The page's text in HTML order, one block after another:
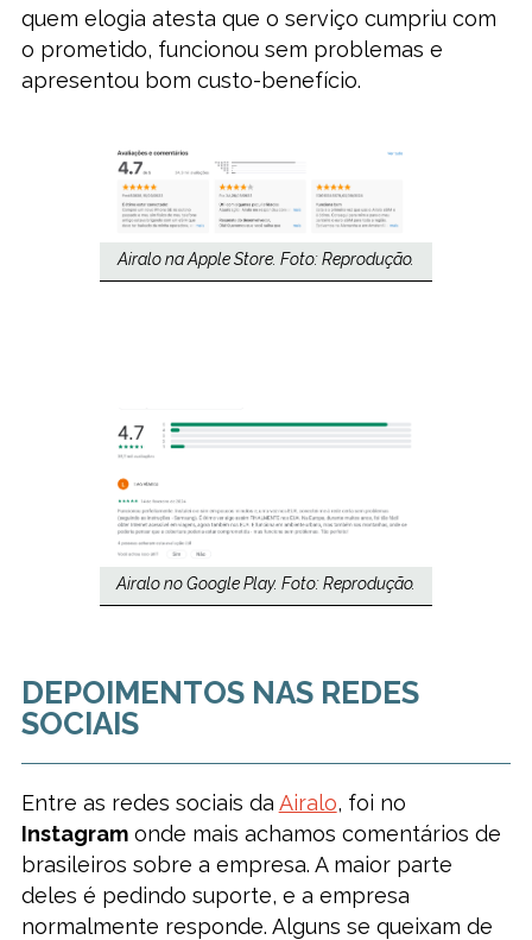
quem elogia atesta que o serviço cumpriu com
o prometido, funcionou sem problemas e
apresentou bom custo-benefício.
Airalo na Apple Store. Foto: Reprodução.
Airalo no Google Play. Foto: Reprodução.
DEPOIMENTOS NAS REDES
SOCIAIS
Entre as redes sociais da Airalo, foi no
Instagramonde mais achamos comentários de
brasileiros sobre a empresa. A maior parte
deles é pedindo suporte, e a empresa
normalmente responde. Alguns se queixam de